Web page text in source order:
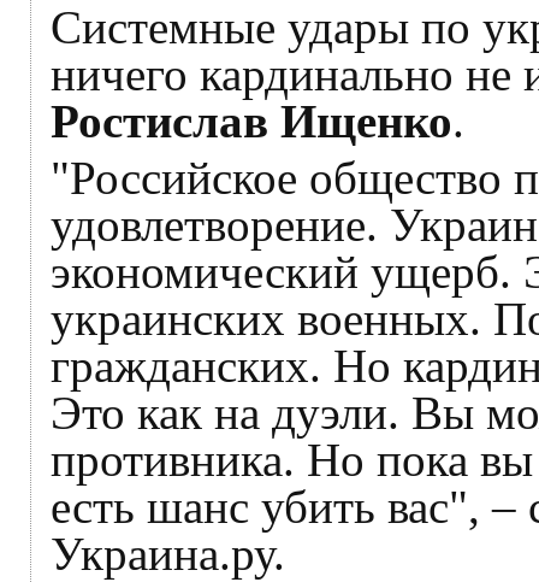
Системные удары по
ничего кардинально не
Ростислав Ищенко.
"Российское общество
удовлетворение.
экономический ущерб.
украинских военных.
гражданских. Но
Это как на дуэли. Вы
противника. Но пока вы
есть шанс убить вас", –
Украина.ру.